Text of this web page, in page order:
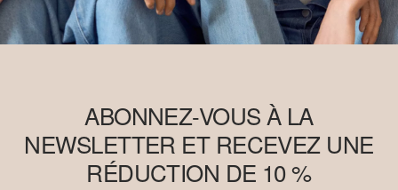
ABONNEZ-VOUS À LA
NEWSLETTER ET RECEVEZ UNE
RÉDUCTION DE 10 %